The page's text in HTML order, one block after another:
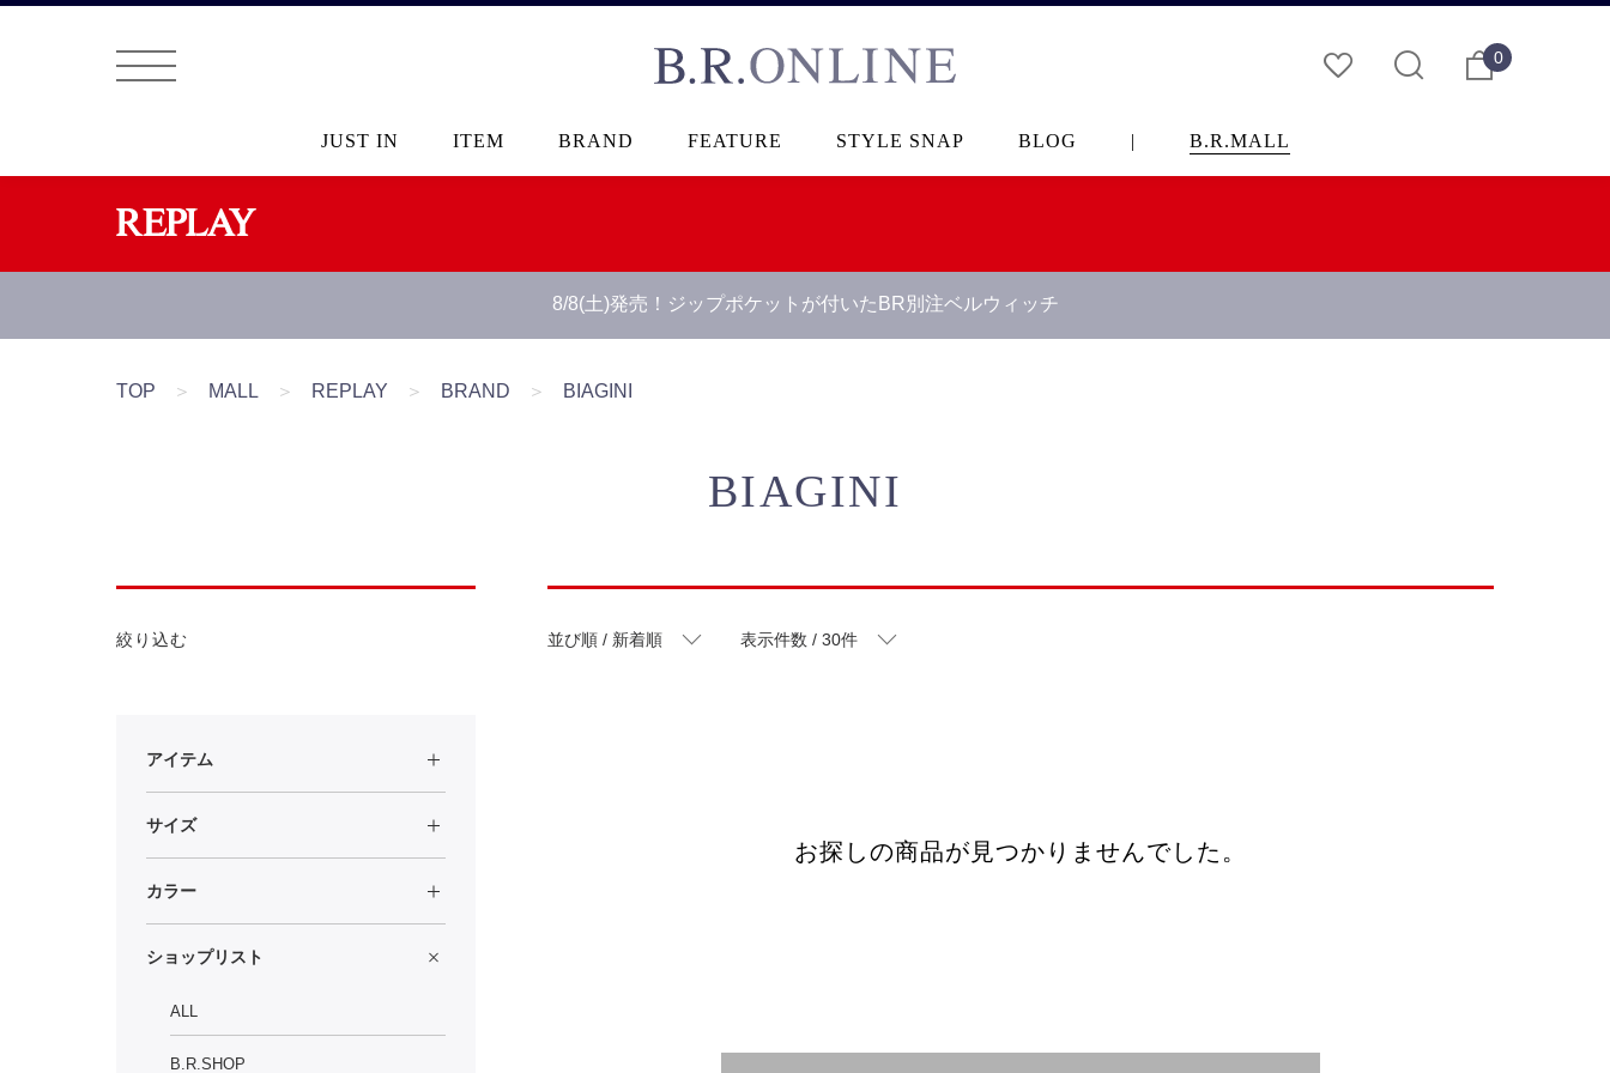
0
JUST IN ITEM BRAND FEATURE STYLE SNAP BLOG | B.R.MALL
8/8(土)発売！ジップポケットが付いたBR別注ベルウィッチ
TOP ＞ MALL ＞ REPLAY ＞ BRAND ＞ BIAGINI
BIAGINI
絞り込む
アイテム
サイズ
カラー
ショップリスト
ALL
B.R.SHOP
並び順 / 新着順 表示件数 / 30件
お探しの商品が見つかりませんでした。